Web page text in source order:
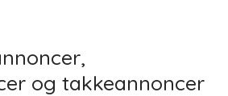
og takkeannoncer